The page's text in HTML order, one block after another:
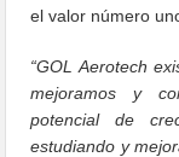
el valor número
“GOL Aerotech
mejoramos y
potencial de
estudiando y